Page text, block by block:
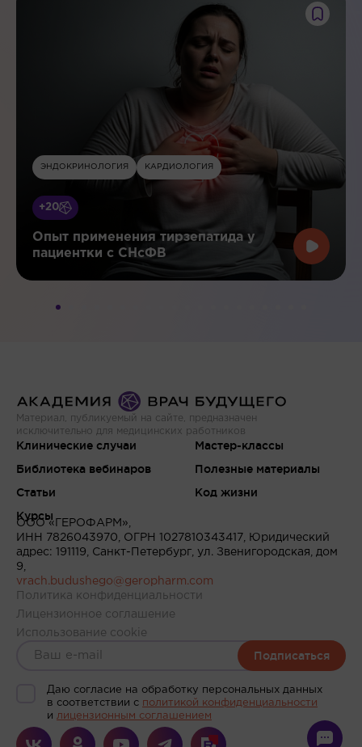
ЭНДОКРИНОЛОГИЯ КАРДИОЛОГИЯ
+20
Опыт применения тирзепатида у
пациентки с СНсФВ
Материал, публикуемый на сайте, предназначен
исключительно для медицинских работников
Клинические случаи
Библиотека вебинаров
Статьи
Курсы
Мастер-классы
Полезные материалы
Код жизни
ООО «ГЕРОФАРМ»,
ИНН 7826043970, ОГРН 1027810343417, Юридический
адрес: 191119, Санкт-Петербург, ул. Звенигородская, дом
9,
vrach.budushego@geropharm.com
Политика конфиденциальности
Лицензионное соглашение
Использование cookie
Подписаться
Даю согласие на обработку персональных данных
в соответствии c политикой конфиденциальности
и лицензионным соглашением